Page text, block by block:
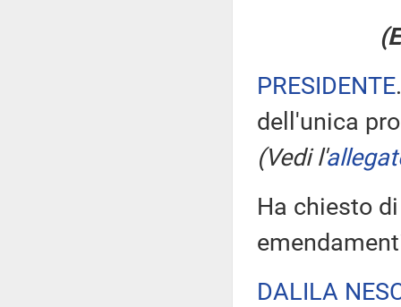
PRESIDENTE
dell'unica
(Vedi l'
Ha chiesto
DALILA